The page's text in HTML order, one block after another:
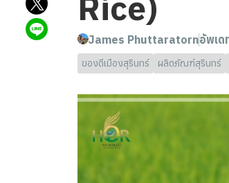
James Phuttaratornอัพเด
ของดีเมืองสุรินทร์ ผลิตภัณฑ์สุรินทร์